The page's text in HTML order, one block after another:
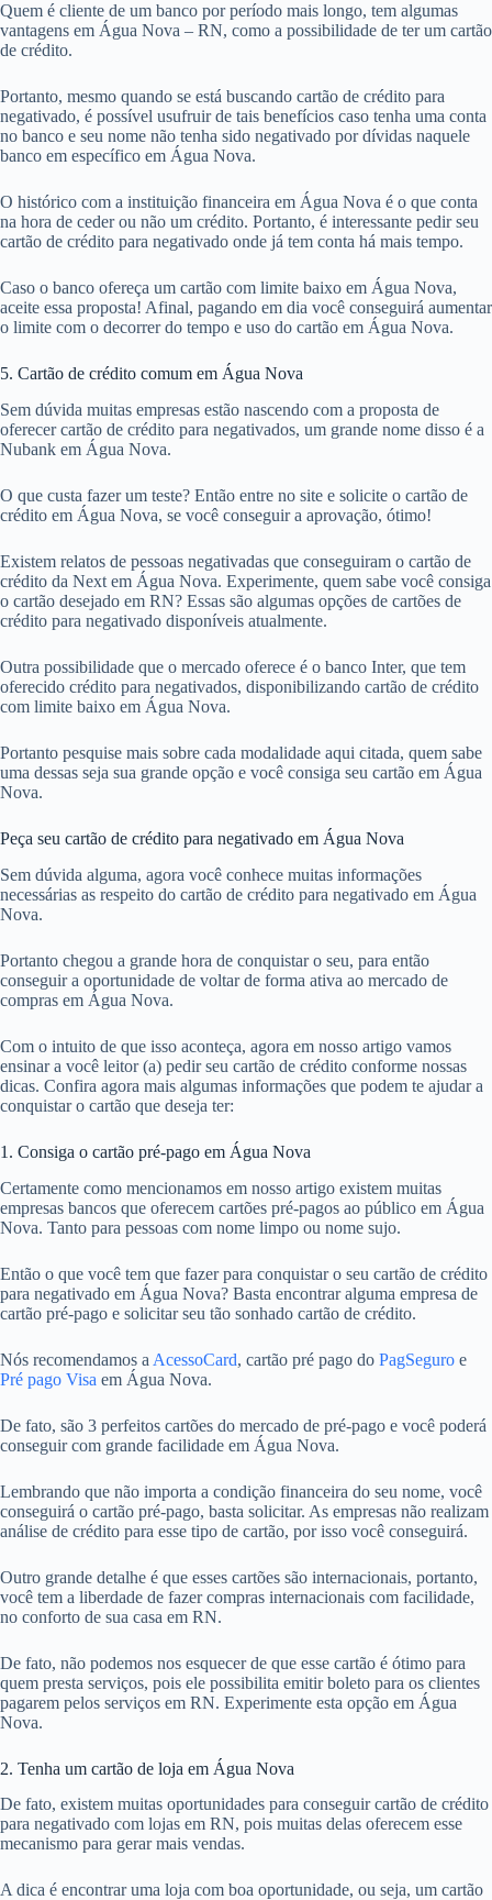
Quem é cliente de um banco por período mais longo, tem algumas
vantagens em Água Nova – RN, como a possibilidade de ter um cartão
de crédito.
Portanto, mesmo quando se está buscando cartão de crédito para
negativado, é possível usufruir de tais benefícios caso tenha uma conta
no banco e seu nome não tenha sido negativado por dívidas naquele
banco em específico em Água Nova.
O histórico com a instituição financeira em Água Nova é o que conta
na hora de ceder ou não um crédito. Portanto, é interessante pedir seu
cartão de crédito para negativado onde já tem conta há mais tempo.
Caso o banco ofereça um cartão com limite baixo em Água Nova,
aceite essa proposta! Afinal, pagando em dia você conseguirá aumentar
o limite com o decorrer do tempo e uso do cartão em Água Nova.
5. Cartão de crédito comum em Água Nova
Sem dúvida muitas empresas estão nascendo com a proposta de
oferecer cartão de crédito para negativados, um grande nome disso é a
Nubank em Água Nova.
O que custa fazer um teste? Então entre no site e solicite o cartão de
crédito em Água Nova, se você conseguir a aprovação, ótimo!
Existem relatos de pessoas negativadas que conseguiram o cartão de
crédito da Next em Água Nova. Experimente, quem sabe você consiga
o cartão desejado em RN? Essas são algumas opções de cartões de
crédito para negativado disponíveis atualmente.
Outra possibilidade que o mercado oferece é o banco Inter, que tem
oferecido crédito para negativados, disponibilizando cartão de crédito
com limite baixo em Água Nova.
Portanto pesquise mais sobre cada modalidade aqui citada, quem sabe
uma dessas seja sua grande opção e você consiga seu cartão em Água
Nova.
Peça seu cartão de crédito para negativado em Água Nova
Sem dúvida alguma, agora você conhece muitas informações
necessárias as respeito do cartão de crédito para negativado em Água
Nova.
Portanto chegou a grande hora de conquistar o seu, para então
conseguir a oportunidade de voltar de forma ativa ao mercado de
compras em Água Nova.
Com o intuito de que isso aconteça, agora em nosso artigo vamos
ensinar a você leitor (a) pedir seu cartão de crédito conforme nossas
dicas. Confira agora mais algumas informações que podem te ajudar a
conquistar o cartão que deseja ter:
1. Consiga o cartão pré-pago em Água Nova
Certamente como mencionamos em nosso artigo existem muitas
empresas bancos que oferecem cartões pré-pagos ao público em Água
Nova. Tanto para pessoas com nome limpo ou nome sujo.
Então o que você tem que fazer para conquistar o seu cartão de crédito
para negativado em Água Nova? Basta encontrar alguma empresa de
cartão pré-pago e solicitar seu tão sonhado cartão de crédito.
Nós recomendamos a AcessoCard, cartão pré pago do PagSeguro e
Pré pago Visa em Água Nova.
De fato, são 3 perfeitos cartões do mercado de pré-pago e você poderá
conseguir com grande facilidade em Água Nova.
Lembrando que não importa a condição financeira do seu nome, você
conseguirá o cartão pré-pago, basta solicitar. As empresas não realizam
análise de crédito para esse tipo de cartão, por isso você conseguirá.
Outro grande detalhe é que esses cartões são internacionais, portanto,
você tem a liberdade de fazer compras internacionais com facilidade,
no conforto de sua casa em RN.
De fato, não podemos nos esquecer de que esse cartão é ótimo para
quem presta serviços, pois ele possibilita emitir boleto para os clientes
pagarem pelos serviços em RN. Experimente esta opção em Água
Nova.
2. Tenha um cartão de loja em Água Nova
De fato, existem muitas oportunidades para conseguir cartão de crédito
para negativado com lojas em RN, pois muitas delas oferecem esse
mecanismo para gerar mais vendas.
A dica é encontrar uma loja com boa oportunidade, ou seja, um cartão